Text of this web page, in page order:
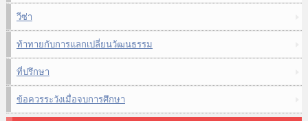
วีซ่า
ท้าทายกับการแลกเปลี่ยนวัฒนธรรม
ที่ปรึกษา
ข้อควรระวังเมื่อจบการศึกษา